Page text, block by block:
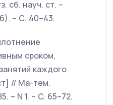
сб. науч. ст. –
– С. 40–43.
сроком,
каждого
// Ма-тем.
– N 1. – C. 65–72.